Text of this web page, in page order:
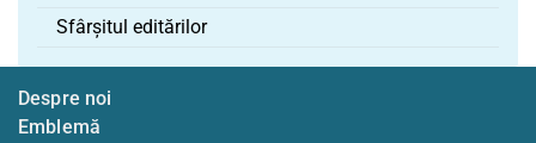
Sfârșitul editărilor
Despre noi
Emblemă